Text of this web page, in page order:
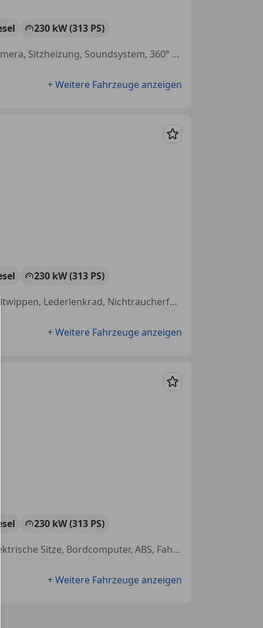
230 kW (313 PS)
Sportpaket, Head-up display, Sommerreifen, Einparkhilfe Rückfahrkamera, Sitzheizung, Soundsystem, 360° Kamera, Apple CarPlay
+ Weitere Fahrzeuge anzeigen
Merken
230 kW (313 PS)
Spoiler, Einparkhilfe Rückfahrkamera, Sportpaket, Touchscreen, Schaltwippen, Lederlenkrad, Nichtraucherfahrzeug, ABS
+ Weitere Fahrzeuge anzeigen
Merken
230 kW (313 PS)
Scheckheftgepflegt, Elektrische Seitenspiegel, Navigationssystem, Elektrische Sitze, Bordcomputer, ABS, Fahrerairbag, LED-Scheinwerfer
+ Weitere Fahrzeuge anzeigen